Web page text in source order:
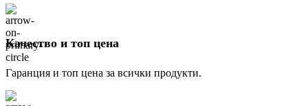
Качество и топ цена
Гаранция и топ цена за всички продукти.